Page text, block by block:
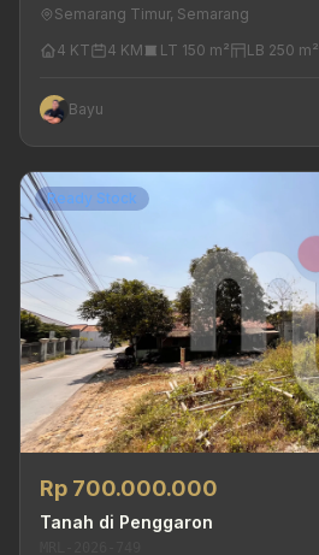
Semarang Timur, Semarang
4 KT
4 KM LT 150 m² LB 250 m²
Bayu
Ready Stock
Rp 700.000.000
Tanah di Penggaron